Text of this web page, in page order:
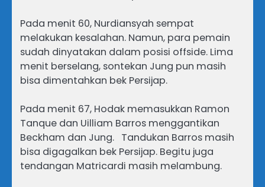
Pada menit 60, Nurdiansyah sempat
melakukan kesalahan. Namun, para pemain
sudah dinyatakan dalam posisi offside. Lima
menit berselang, sontekan Jung pun masih
bisa dimentahkan bek Persijap.
Pada menit 67, Hodak memasukkan Ramon
Tanque dan Uilliam Barros menggantikan
Beckham dan Jung. Tandukan Barros masih
bisa digagalkan bek Persijap. Begitu juga
tendangan Matricardi masih melambung.